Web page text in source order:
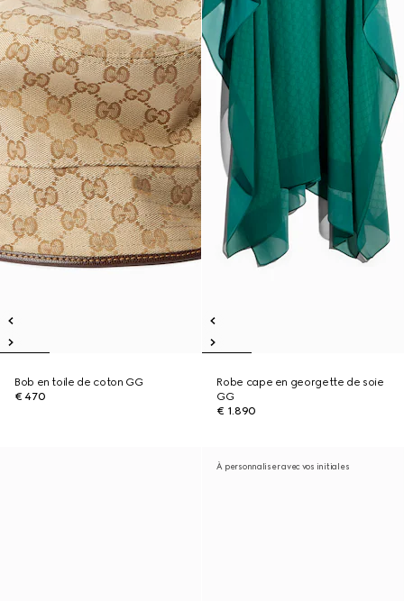
Bob en toile de coton GG
€ 470
Robe cape en georgette de soie
GG
€ 1.890
À personnaliser avec vos initiales